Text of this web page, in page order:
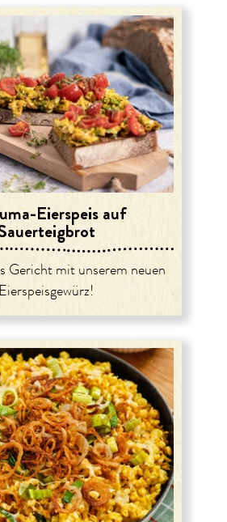
Eierspeis auf
Gericht mit unserem neuen
Eierspeisgewürz!